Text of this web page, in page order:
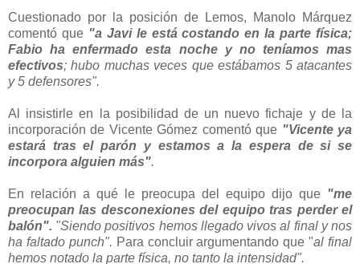
Cuestionado por la posición de Lemos, Manolo Márquez
comentó que "a Javi le está costando en la parte física;
Fabio ha enfermado esta noche y no teníamos mas
efectivos; hubo muchas veces que estábamos 5 atacantes
y 5 defensores".
Al insistirle en la posibilidad de un nuevo fichaje y de la
incorporación de Vicente Gómez comentó que "Vicente ya
estará tras el parón y estamos a la espera de si se
incorpora alguien más".
En relación a qué le preocupa del equipo dijo que "me
preocupan las desconexiones del equipo tras perder el
balón". "Siendo positivos hemos llegado vivos al final y nos
ha faltado punch". Para concluir argumentando que "al final
hemos notado la parte física, no tanto la intensidad".